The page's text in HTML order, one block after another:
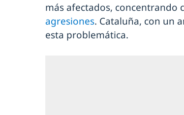
más afectados, concentrando
agresiones. Cataluña, con un
esta problemática.